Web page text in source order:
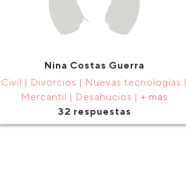
Nina Costas Guerra
Civil | Divorcios | Nuevas tecnologías |
Mercantil | Desahucios | + más
32 respuestas